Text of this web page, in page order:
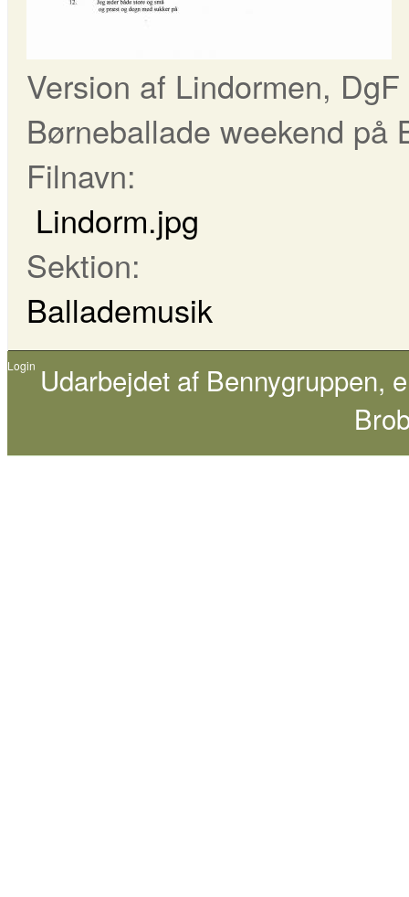
Version af Lindormen,
Børneballade weekend på
Filnavn:
Lindorm.jpg
Sektion:
Ballademusik
Login Udarbejdet af Bennygruppen,